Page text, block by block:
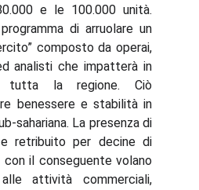
e le 100.000 unità.
di arruolare un
composto da operai,
analisti che impatterà in
tutta la regione. Ciò
benessere e stabilità in
sahariana. La presenza di
retribuito per decine di
con il conseguente volano
attività commerciali,